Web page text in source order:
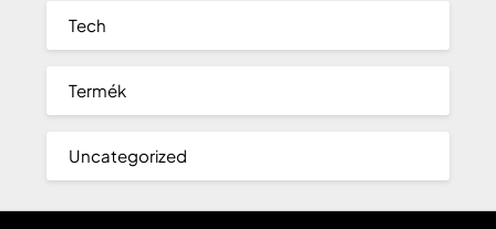
Tech
Termék
Uncategorized